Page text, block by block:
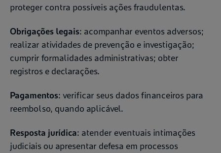
proteger contra possíveis ações fraudulentas.
Obrigações legais: acompanhar eventos adversos;
realizar atividades de prevenção e investigação;
cumprir formalidades administrativas; obter
registros e declarações.
Pagamentos: verificar seus dados financeiros para
reembolso, quando aplicável.
Resposta jurídica: atender eventuais intimações
judiciais ou apresentar defesa em processos